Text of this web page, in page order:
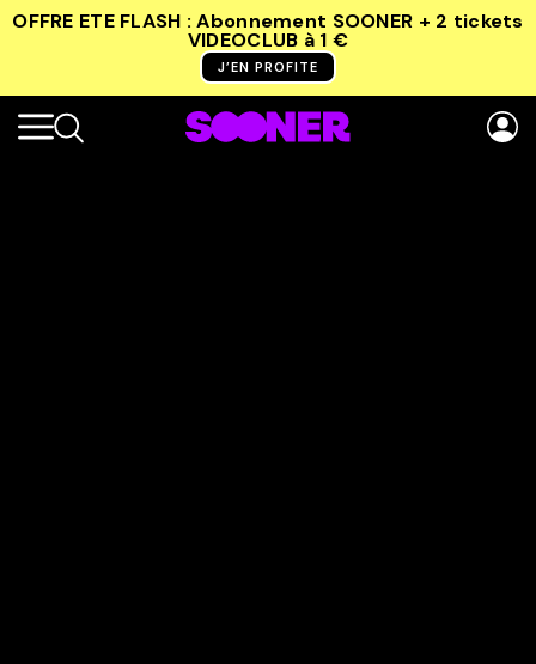
OFFRE ETE FLASH : Abonnement SOONER + 2 tickets
VIDEOCLUB à 1 €
J’EN PROFITE